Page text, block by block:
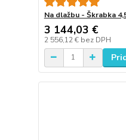
Na dlažbu - Škrabka
3 144,03 €
2 556,12 € bez DPH